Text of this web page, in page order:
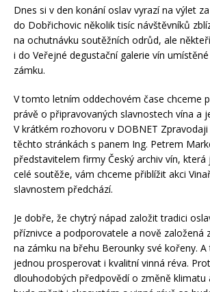
Dnes si v den konání oslav vyrazí na výlet
do Dobřichovic několik tisíc návštěvníků
na ochutnávku soutěžních odrůd, ale
i do Veřejné degustační galerie vín
zámku.
V tomto letním oddechovém čase chceme
právě o připravovaných slavnostech vína a
V krátkém rozhovoru v DOBNET
těchto stránkách s panem Ing. Petrem
představitelem firmy Český archiv vín,
celé soutěže, vám chceme přiblížit akci
slavnostem předchází.
Je dobře, že chytrý nápad založit tradici
příznivce a podporovatele a nově založená
na zámku na břehu Berounky své kořeny.
jednou prosperovat i kvalitní vinná réva.
dlouhodobých předpovědí o změně klimatu